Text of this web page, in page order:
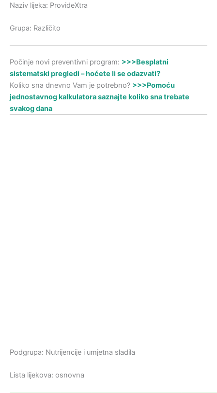
Naziv lijeka: ProvideXtra
Grupa: Različito
Počinje novi preventivni program: >>>Besplatni
sistematski pregledi – hoćete li se odazvati?
Koliko sna dnevno Vam je potrebno? >>>Pomoću
jednostavnog kalkulatora saznajte koliko sna trebate
svakog dana
Podgrupa: Nutrijencije i umjetna sladila
Lista lijekova: osnovna